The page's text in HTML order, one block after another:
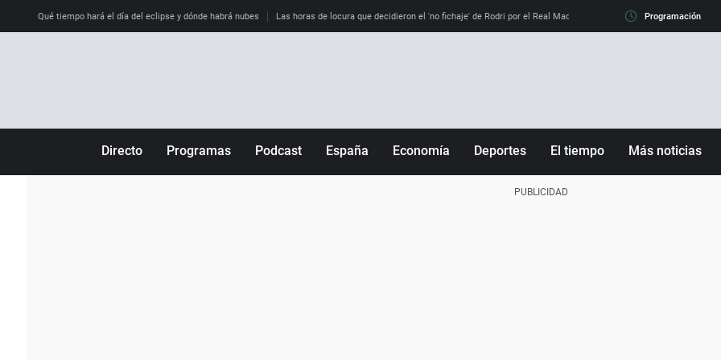
Qué tiempo hará el día del eclipse y dónde habrá nubes Las horas de locura que decidieron el 'no fichaje' de Rodri por el Real Madrid y su 'sí' al Barça La llamada
Programación
Directo Programas Podcast España Economía Deportes El tiempo Más noticias